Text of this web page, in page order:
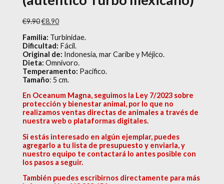
€9.90€8.90
Familia: Turbinidae.
Dificultad: Fácil.
Original de: Indonesia, mar Caribe y Méjico.
Dieta: Omnívoro.
Temperamento: Pacífico.
Tamaño: 5 cm.
En Oceanum Magna, seguimos la Ley 7/2023 sobre
protección y bienestar animal, por lo que no
realizamos ventas directas de animales a través de
nuestra web o plataformas digitales.
Si estás interesado en algún ejemplar, puedes
agregarlo a tu lista de presupuesto y enviarla, y
nuestro equipo te contactará lo antes posible con
los pasos a seguir.
También puedes escribirnos directamente para más